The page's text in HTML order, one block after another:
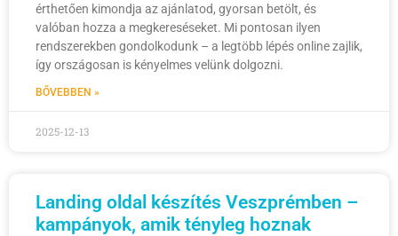
érthetően kimondja az ajánlatod, gyorsan betölt, és
valóban hozza a megkereséseket. Mi pontosan ilyen
rendszerekben gondolkodunk – a legtöbb lépés online zajlik,
így országosan is kényelmes velünk dolgozni.
BŐVEBBEN »
2025-12-13
Landing oldal készítés Veszprémben –
kampányok, amik tényleg hoznak